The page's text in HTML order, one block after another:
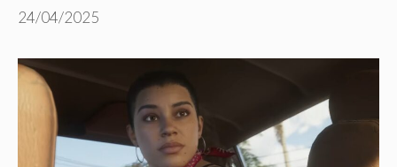
24/04/2025